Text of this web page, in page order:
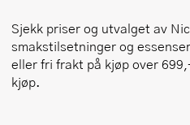
Sjekk priser og utvalget av
smakstilsetninger og
eller fri frakt på kjøp over
kjøp.